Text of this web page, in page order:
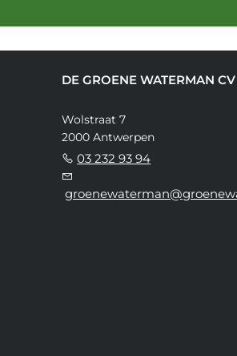
DE GROENE WATERMAN CV
Wolstraat 7
2000 Antwerpen
03 232 93 94